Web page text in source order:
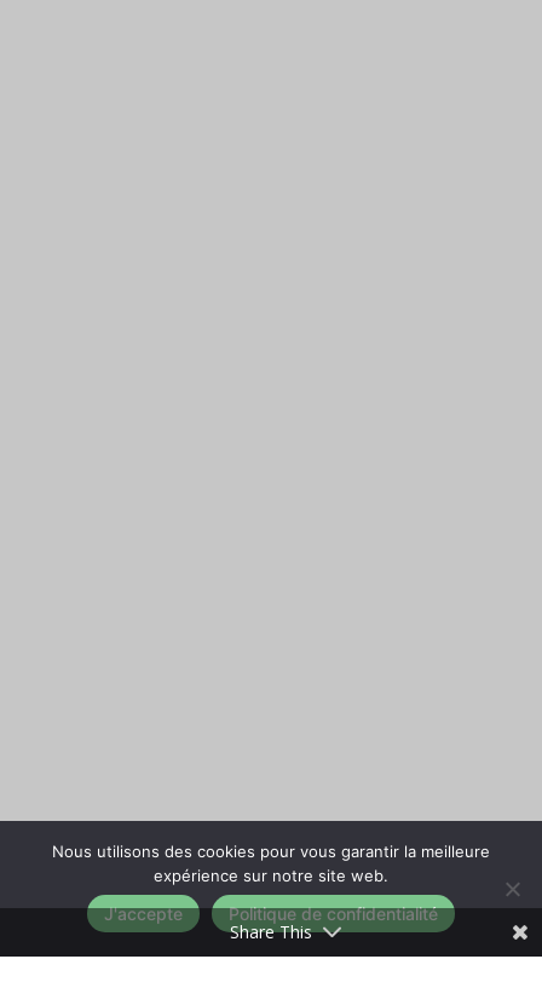
Share This
Nous utilisons des cookies pour vous garantir la meilleure
expérience sur notre site web.
J'accepte Politique de confidentialité